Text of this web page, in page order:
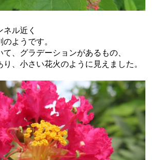
ル近く
ようです。
、グラデーションがあるもの、
、小さい花火のように見えました。